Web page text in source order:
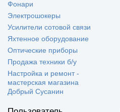
Фонари
Электрошокеры
Усилители сотовой связи
Яхтенное оборудование
Оптические приборы
Продажа техники б/у
Настройка и ремонт -
мастерская магазина
Добрый Сусанин